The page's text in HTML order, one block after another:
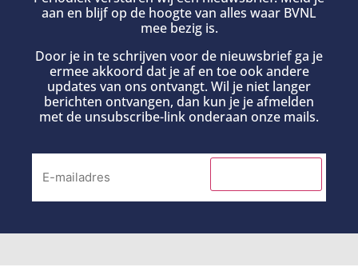
aan en blijf op de hoogte van alles waar BVNL
mee bezig is.
Door je in te schrijven voor de nieuwsbrief ga je
ermee akkoord dat je af en toe ook andere
updates van ons ontvangt. Wil je niet langer
berichten ontvangen, dan kun je je afmelden
met de unsubscribe-link onderaan onze mails.